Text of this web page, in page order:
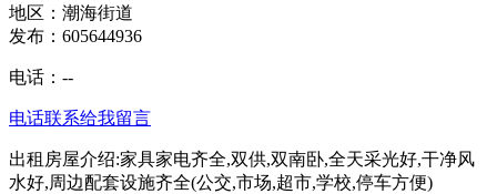
地区：潮海街道
发布：605644936
电话： --
电话联系给我留言
出租房屋介绍:家具家电齐全,双供,双南卧,全天采光好,干净风
水好,周边配套设施齐全(公交,市场,超市,学校,停车方便)